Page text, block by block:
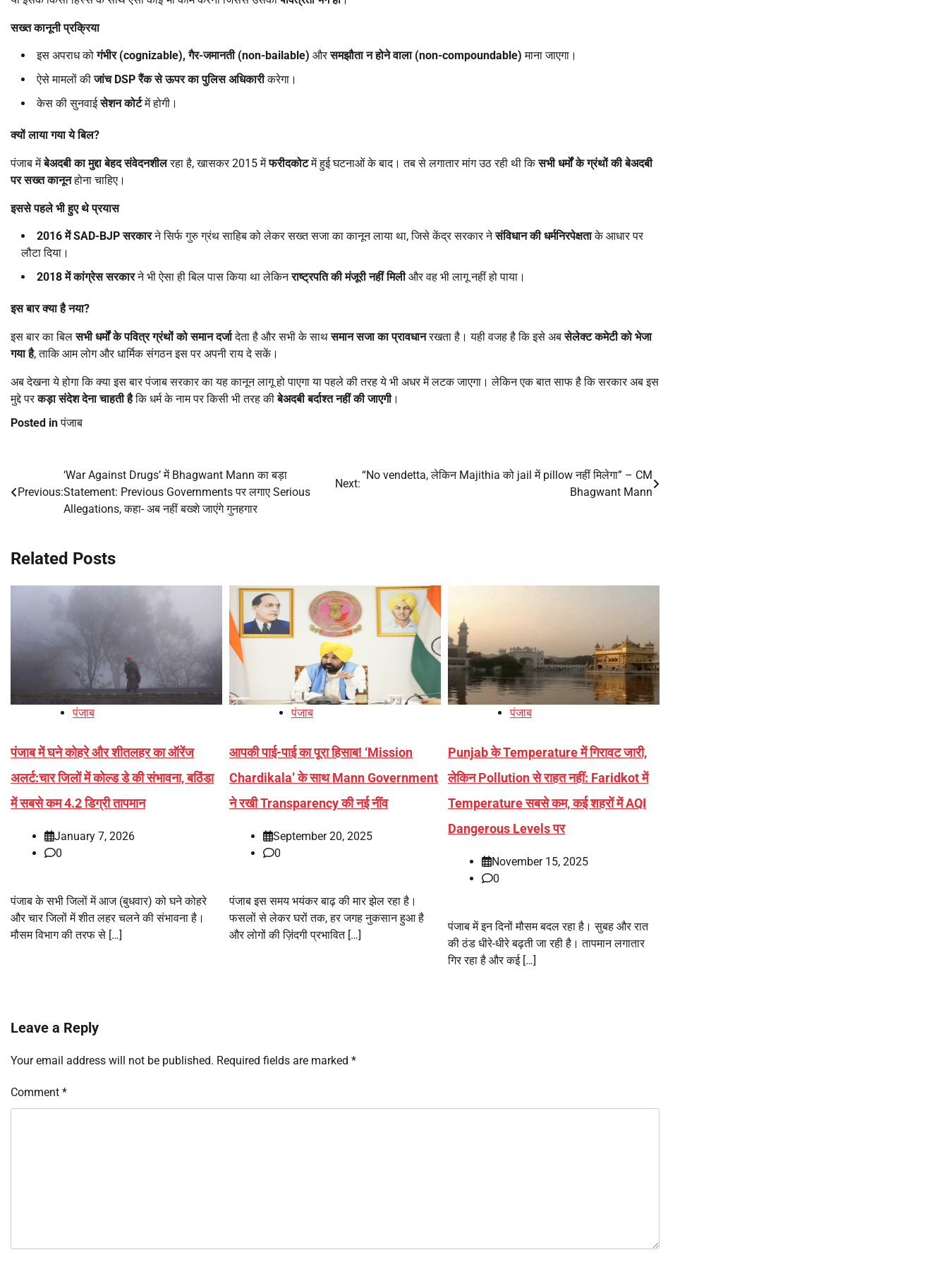
सख्त कानूनी प्रक्रिया
इस अपराध कोगंभीर (cognizable),गैर-जमानती (non-bailable) औरसमझौता न होने वाला (non-compoundable) माना जाएगा।
ऐसे मामलों कीजांच DSPरैंक से ऊपर का पुलिस अधिकारीकरेगा।
केस की सुनवाईसेशन कोर्टमें होगी।
क्यों लाया गया ये बिल?
पंजाब मेंबेअदबी का मुद्दा बेहद संवेदनशीलरहा है, खासकर 2015 मेंफरीदकोटमें हुई घटनाओं के बाद। तब से लगातार मांग उठ रही थी किसभी धर्मों के ग्रंथों की बेअदबी
पर सख्त कानूनहोना चाहिए।
इससे पहले भी हुए थे प्रयास
2016मेंSAD-BJPसरकारने सिर्फ गुरु ग्रंथ साहिब को लेकर सख्त सजा का कानून लाया था, जिसे केंद्र सरकार नेसंविधान की धर्मनिरपेक्षताके आधार पर
लौटा दिया।
2018में कांग्रेस सरकारने भी ऐसा ही बिल पास किया था लेकिनराष्ट्रपति की मंजूरी नहीं मिलीऔर वह भी लागू नहीं हो पाया।
इस बार क्या है नया?
इस बार का बिलसभी धर्मों के पवित्र ग्रंथों को समान दर्जादेता है और सभी के साथसमान सजा का प्रावधानरखता है। यही वजह है कि इसे अबसेलेक्ट कमेटी को भेजा
गया है, ताकि आम लोग और धार्मिक संगठन इस पर अपनी राय दे सकें।
अब देखना ये होगा कि क्या इस बार पंजाब सरकार का यह कानून लागू हो पाएगा या पहले की तरह ये भी अधर में लटक जाएगा। लेकिन एक बात साफ है कि सरकार अब इस
मुद्दे परकड़ा संदेश देना चाहती हैकि धर्म के नाम पर किसी भी तरह कीबेअदबी बर्दाश्त नहीं की जाएगी।
Posted inपंजाब
navigation
Previous:
‘War Against Drugs’ में Bhagwant Mann का बड़ा
Statement: Previous Governments पर लगाए Serious
Allegations, कहा- अब नहीं बख्शे जाएंगे गुनहगार
Next:
“No vendetta, लेकिन Majithia को jail में pillow नहीं मिलेगा” – CM
Bhagwant Mann
Related Posts
पंजाब
पंजाब में घने कोहरे और शीतलहर का ऑरेंज
अलर्ट:चार जिलों में कोल्ड डे की संभावना, बठिंडा
में सबसे कम 4.2 डिग्री तापमान
January 7, 2026
0
पंजाब के सभी जिलों में आज (बुधवार) को घने कोहरे
और चार जिलों में शीत लहर चलने की संभावना है।
मौसम विभाग की तरफ से […]
पंजाब
आपकी पाई-पाई का पूरा हिसाब! ‘Mission
Chardikala’ के साथ Mann Government
ने रखी Transparency की नई नींव
September 20, 2025
0
पंजाब इस समय भयंकर बाढ़ की मार झेल रहा है।
फसलों से लेकर घरों तक, हर जगह नुकसान हुआ है
और लोगों की ज़िंदगी प्रभावित […]
पंजाब
Punjab के Temperature में गिरावट जारी,
लेकिन Pollution से राहत नहीं: Faridkot में
Temperature सबसे कम, कई शहरों में AQI
Dangerous Levels पर
November 15, 2025
0
पंजाब में इन दिनों मौसम बदल रहा है। सुबह और रात
की ठंड धीरे-धीरे बढ़ती जा रही है। तापमान लगातार
गिर रहा है और कई […]
Leave a Reply
Your email address will not be published. Required fields are marked *
Comment *